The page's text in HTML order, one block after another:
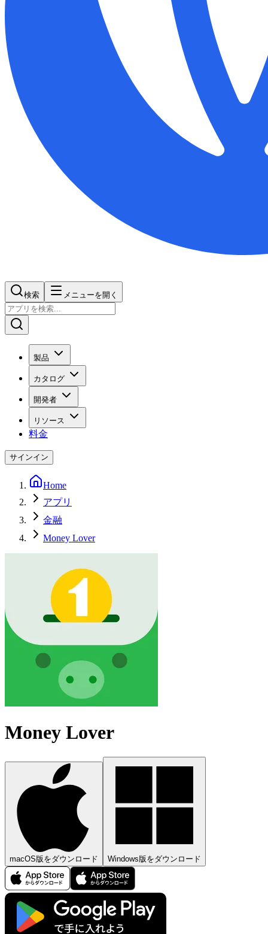
検索 メニューを開く
製品
カタログ
開発者
リソース
料金
サインイン
Home
アプリ
金融
Money Lover
Money Lover
macOS版をダウンロード Windows版をダウンロード